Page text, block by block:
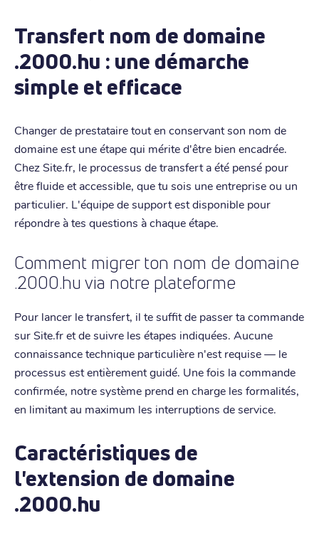
Transfert nom de domaine
.2000.hu : une démarche
simple et efficace
Changer de prestataire tout en conservant son nom de
domaine est une étape qui mérite d'être bien encadrée.
Chez Site.fr, le processus de transfert a été pensé pour
être fluide et accessible, que tu sois une entreprise ou un
particulier. L'équipe de support est disponible pour
répondre à tes questions à chaque étape.
Comment migrer ton nom de domaine
.2000.hu via notre plateforme
Pour lancer le transfert, il te suffit de passer ta commande
sur Site.fr et de suivre les étapes indiquées. Aucune
connaissance technique particulière n'est requise — le
processus est entièrement guidé. Une fois la commande
confirmée, notre système prend en charge les formalités,
en limitant au maximum les interruptions de service.
Caractéristiques de
l'extension de domaine
.2000.hu